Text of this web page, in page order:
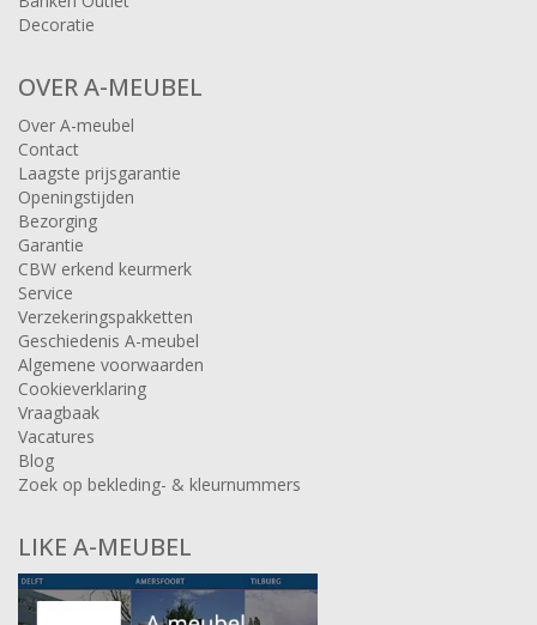
Decoratie
OVER A-MEUBEL
Over A-meubel
Contact
Laagste prijsgarantie
Openingstijden
Bezorging
Garantie
CBW erkend keurmerk
Service
Verzekeringspakketten
Geschiedenis A-meubel
Algemene voorwaarden
Cookieverklaring
Vraagbaak
Vacatures
Blog
Zoek op bekleding- & kleurnummers
LIKE A-MEUBEL